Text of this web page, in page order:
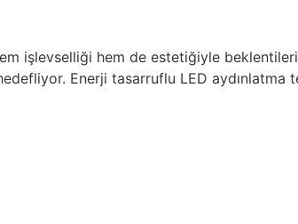
işlevselliği hem de estetiğiyle
Enerji tasarruflu LED